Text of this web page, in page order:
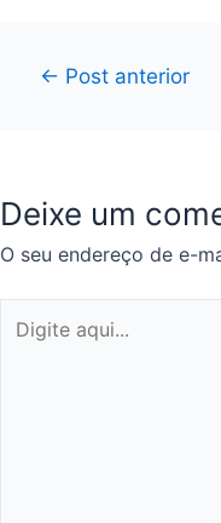
Navegação
← Post anterior
Deixe um
O seu endereço de e-
aqui...